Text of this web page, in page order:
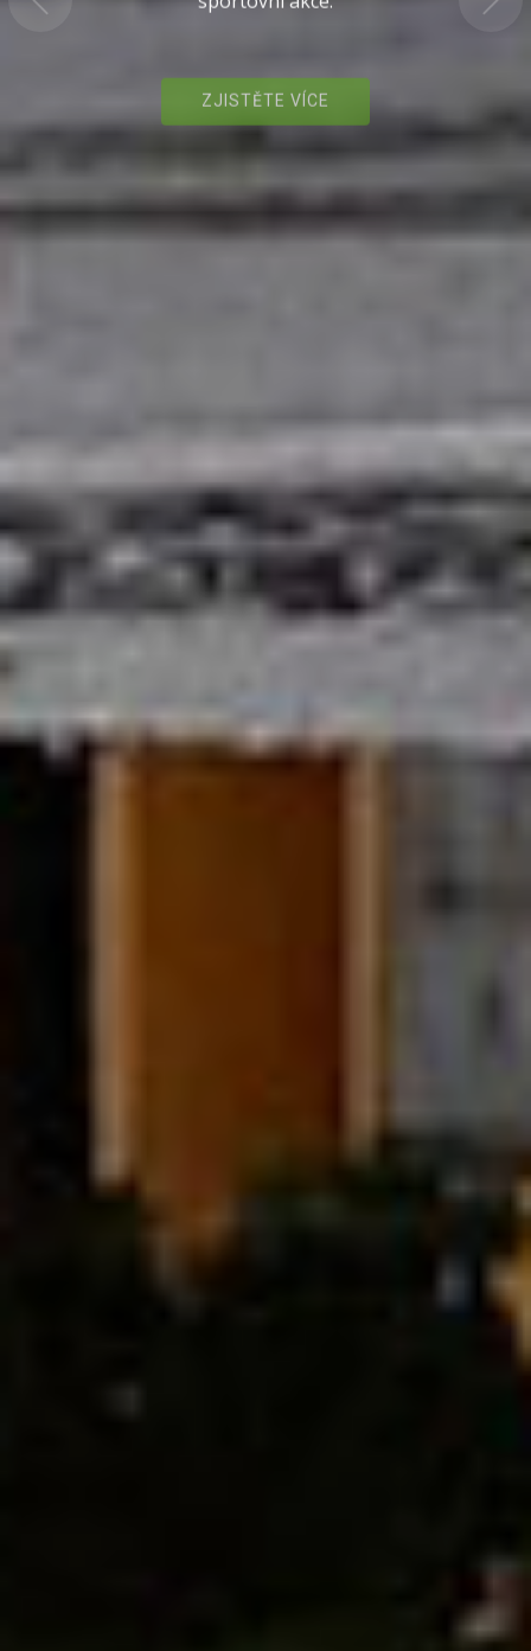
ZJISTĚTE VÍCE